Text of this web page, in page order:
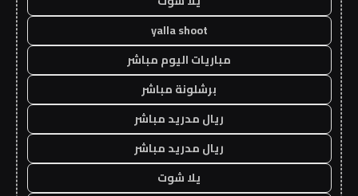
yalla shoot
مباريات اليوم مباشر
برشلونة مباشر
ريال مدريد مباشر
ريال مدريد مباشر
يلا شوت